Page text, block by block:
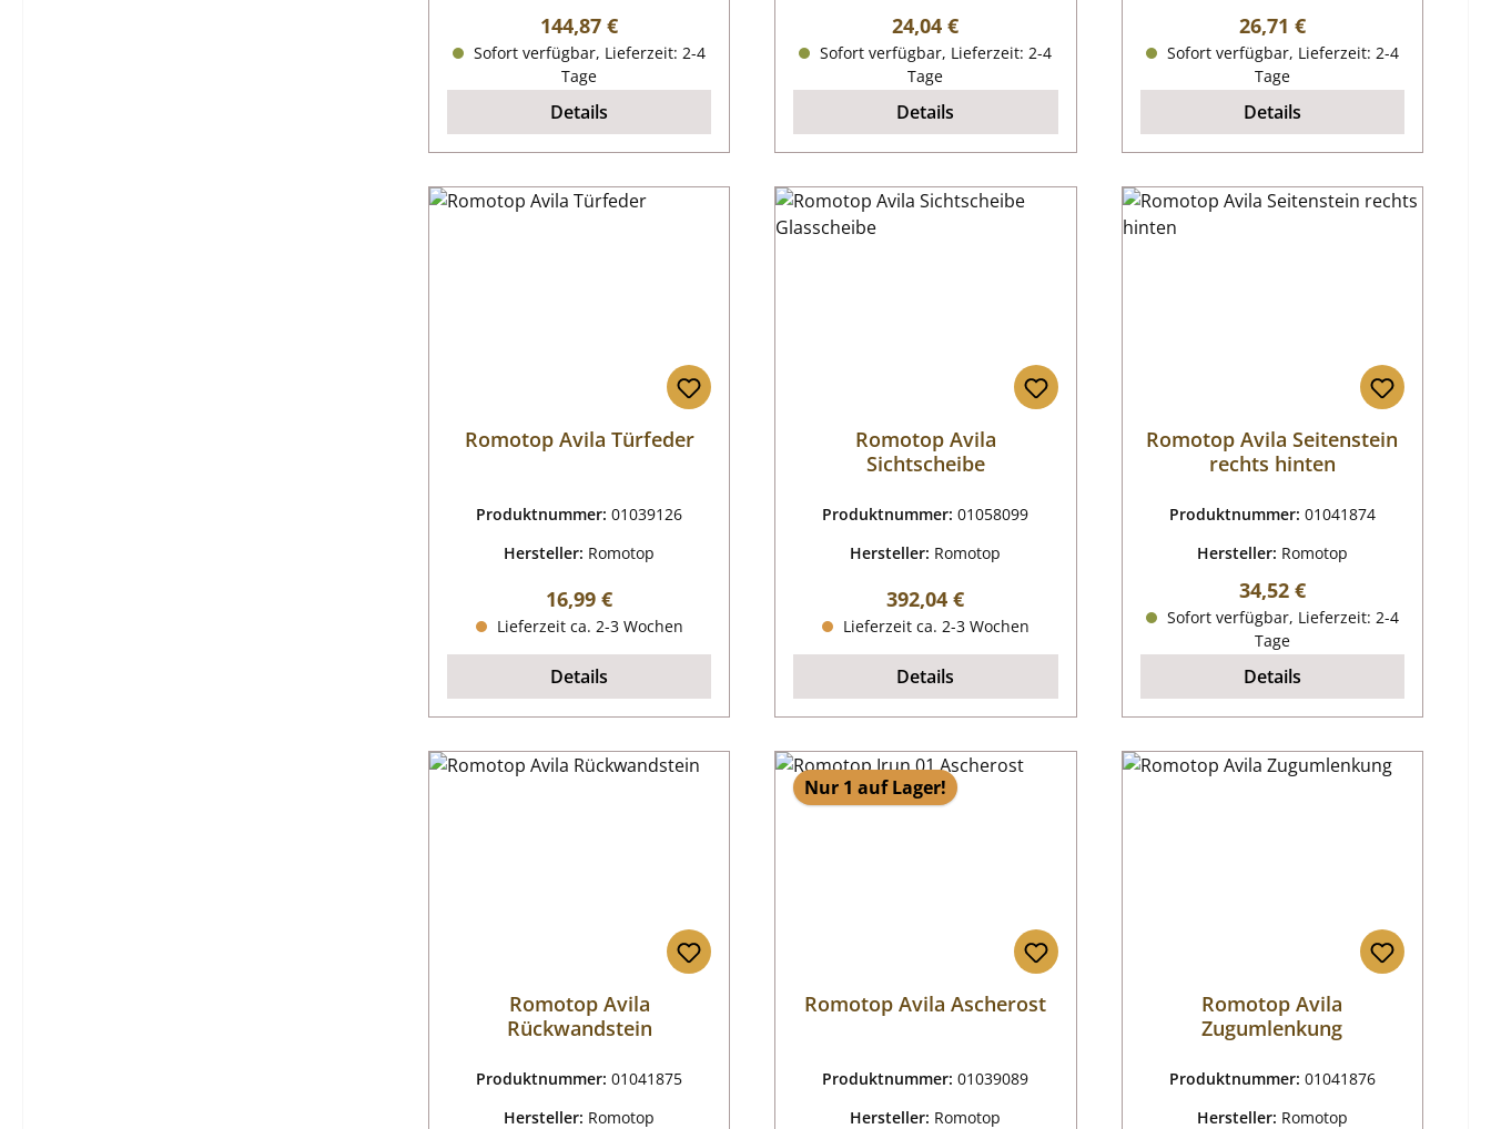
Regulärer Preis:
144,87 €
Sofort verfügbar, Lieferzeit: 2-4
Tage
Details
Regulärer Preis:
24,04 €
Sofort verfügbar, Lieferzeit: 2-4
Tage
Details
Regulärer Preis:
26,71 €
Sofort verfügbar, Lieferzeit: 2-4
Tage
Details
Romotop Avila Türfeder
Produktnummer:01039126
Hersteller: Romotop
Regulärer Preis:
16,99 €
Lieferzeit ca. 2-3 Wochen
Details
Romotop Avila
Sichtscheibe
Produktnummer:01058099
Hersteller: Romotop
Regulärer Preis:
392,04 €
Lieferzeit ca. 2-3 Wochen
Details
Romotop Avila Seitenstein
rechts hinten
Produktnummer: 01041874
Hersteller: Romotop
Regulärer Preis:
34,52 €
Sofort verfügbar, Lieferzeit: 2-4
Tage
Details
Romotop Avila
Rückwandstein
Produktnummer:01041875
Hersteller: Romotop
Nur 1 auf Lager!
Romotop Avila Ascherost
Produktnummer:01039089
Hersteller: Romotop
Romotop Avila
Zugumlenkung
Produktnummer: 01041876
Hersteller: Romotop